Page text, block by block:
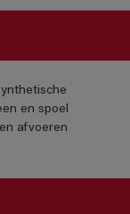
en spoel
afvoeren